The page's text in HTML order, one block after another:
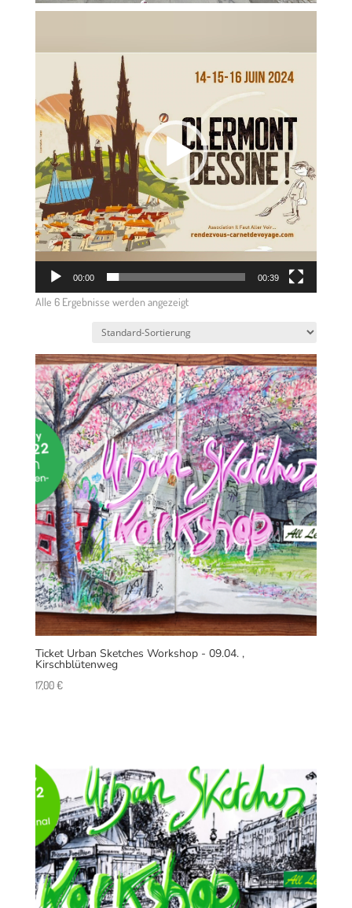
00:00 00:39
Alle 6 Ergebnisse werden angezeigt
Ticket Urban Sketches Workshop - 09.04. ,
Kirschblütenweg
17,00€